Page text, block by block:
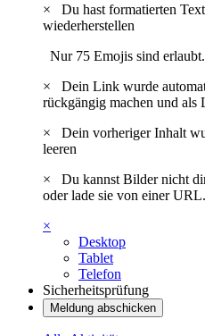
×
Du hast formatierten
wiederherstellen
Nur 75 Emojis sind erlaubt.
×
Dein Link wurde
rückgängig machen und als
×
Dein vorheriger Inhalt
leeren
×
Du kannst Bilder nicht
oder lade sie von einer URL.
×
Desktop
Tablet
Telefon
Sicherheitsprüfung
Meldung abschicken